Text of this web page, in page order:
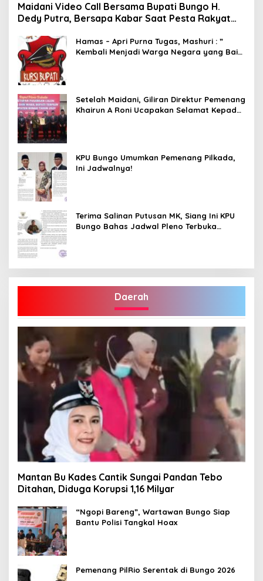
Maidani Video Call Bersama Bupati Bungo H.
Dedy Putra, Bersapa Kabar Saat Pesta Rakyat
Hamas – Apri Purna Tugas, Mashuri : ”
Kembali Menjadi Warga Negara yang Baik,
Setelah Maidani, Giliran Direktur Pemenang
Khairun A Roni Ucapakan Selamat Kepada
KPU Bungo Umumkan Pemenang Pilkada,
Ini Jadwalnya!
Terima Salinan Putusan MK, Siang Ini KPU
Bungo Bahas Jadwal Pleno Terbuka
Daerah
Mantan Bu Kades Cantik Sungai Pandan Tebo
Ditahan, Diduga Korupsi 1,16 Milyar
“Ngopi Bareng”, Wartawan Bungo Siap
Bantu Polisi Tangkal Hoax
Pemenang PilRio Serentak di Bungo 2026